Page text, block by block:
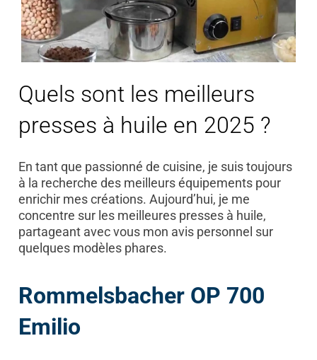
Quels sont les meilleurs
presses à huile en 2025 ?
En tant que passionné de cuisine, je suis toujours
à la recherche des meilleurs équipements pour
enrichir mes créations. Aujourd’hui, je me
concentre sur les meilleures presses à huile,
partageant avec vous mon avis personnel sur
quelques modèles phares.
Rommelsbacher OP 700
Emilio